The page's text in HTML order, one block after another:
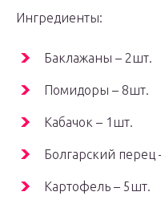
Ингредиенты:
Баклажаны – 2шт.
Помидоры – 8шт.
Кабачок – 1шт.
Болгарский перец
Картофель – 5шт.